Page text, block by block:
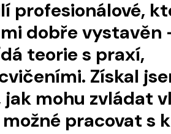
profesionálové,
dobře vystavěn
teorie s praxí,
Získal
mohu zvládat
pracovat s
vysokou
ani trochu.
zážitky a
Prostředí
lektoři
účastníci